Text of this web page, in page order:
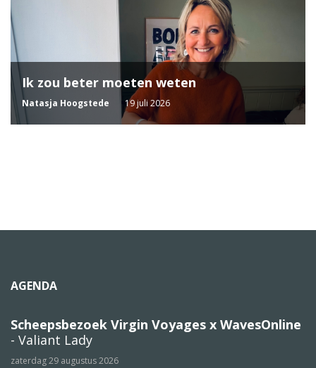
Ik zou beter moeten weten
Natasja Hoogstede 19 juli 2026
AGENDA
Scheepsbezoek Virgin Voyages x WavesOnline
- Valiant Lady
zaterdag 29 augustus 2026